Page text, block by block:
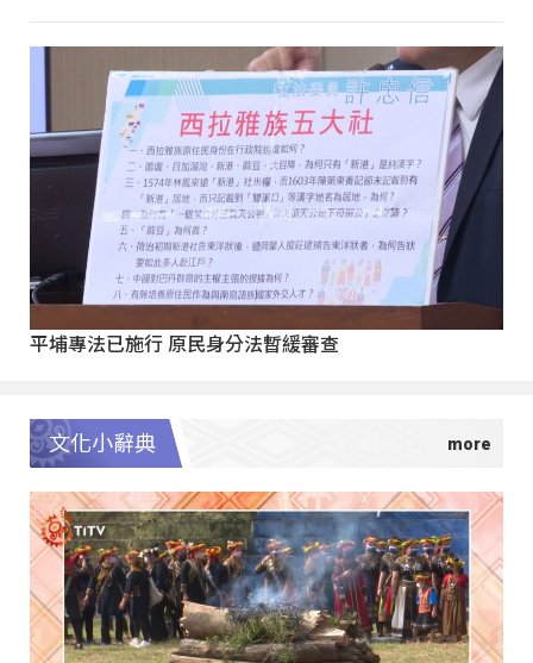
平埔專法已施行 原民身分法暫緩審查
文化小辭典